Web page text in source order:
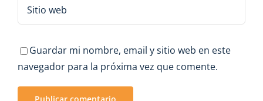
Guardar mi nombre, email y sitio web en este
navegador para la próxima vez que comente.